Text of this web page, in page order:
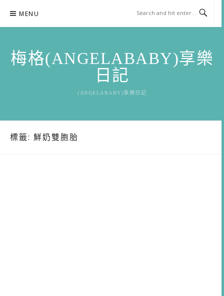
content
MENU
梅格(ANGELABABY)享樂
日記
(ANGELABABY)享樂日記
標籤: 鮮奶雙胞胎